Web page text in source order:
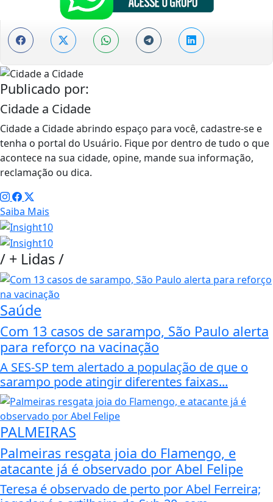
Publicado por:
Cidade a Cidade
Cidade a Cidade abrindo espaço para você, cadastre-se e
tenha o portal do Usuário. Fique por dentro de tudo o que
acontece na sua cidade, opine, mande sua informação,
reclamação ou dica.
Saiba Mais
/ + Lidas/
Saúde
Com 13 casos de sarampo, São Paulo alerta
para reforço na vacinação
A SES-SP tem alertado a população de que o
sarampo pode atingir diferentes faixas...
PALMEIRAS
Palmeiras resgata joia do Flamengo, e
atacante já é observado por Abel Felipe
Teresa é observado de perto por Abel Ferreira;